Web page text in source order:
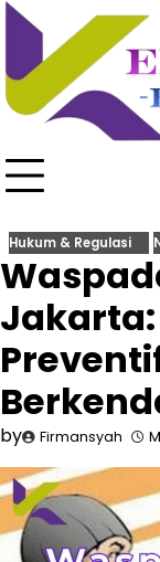
Skip
content
Hukum & Regulasi
by Firmansyah